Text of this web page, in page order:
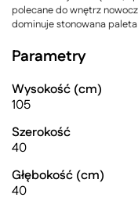
polecane do wnętrz
dominuje stonowana
Parametry
Wysokość (cm)
105
Szerokość
40
Głębokość (cm)
40